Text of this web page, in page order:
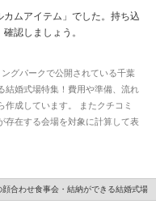
ムアイテム」でした。持ち込
認しましょう。
グパークで公開されている千葉
結婚式場特集！費用や準備、流れ
作成しています。 またクチコミ
存在する会場を対象に計算して表
顔合わせ食事会・結納ができる結婚式場